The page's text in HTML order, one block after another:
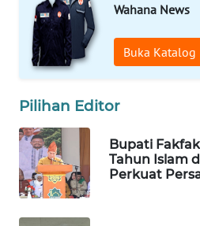
Wahana News
Buka Katalog
Pilihan Editor
Bupati
Tahun Islam
Perkuat
WAHANA
SELEB
WAHANA
WAHANA
OTOMOTIF
WAHANA